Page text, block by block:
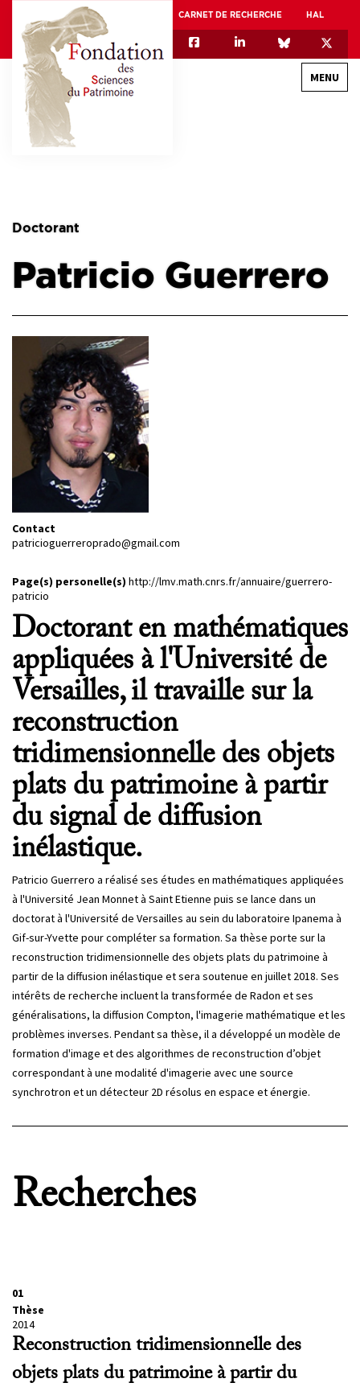
CARNET DE RECHERCHE HAL
MENU
ASSOCIATION DES JEUNES CHERCHEURS EN SCIENCES DU PATRIMOINE – AFJ2CSP
EQUIPEX + ESPADON
MÉCÉNAT
Doctorant
Patricio Guerrero
Contact
patricioguerreroprado@gmail.com
Page(s) personelle(s) http://lmv.math.cnrs.fr/annuaire/guerrero-
patricio
Doctorant en mathématiques
appliquées à l'Université de
Versailles, il travaille sur la
reconstruction
tridimensionnelle des objets
plats du patrimoine à partir
du signal de diffusion
inélastique.
Patricio Guerrero a réalisé ses études en mathématiques appliquées
à l'Université Jean Monnet à Saint Etienne puis se lance dans un
doctorat à l'Université de Versailles au sein du laboratoire Ipanema à
Gif-sur-Yvette pour compléter sa formation. Sa thèse porte sur la
reconstruction tridimensionnelle des objets plats du patrimoine à
partir de la diffusion inélastique et sera soutenue en juillet 2018. Ses
intérêts de recherche incluent la transformée de Radon et ses
généralisations, la diffusion Compton, l'imagerie mathématique et les
problèmes inverses. Pendant sa thèse, il a développé un modèle de
formation d'image et des algorithmes de reconstruction d’objet
correspondant à une modalité d'imagerie avec une source
synchrotron et un détecteur 2D résolus en espace et énergie.
Recherches
01
Thèse
2014
Reconstruction tridimensionnelle des
objets plats du patrimoine à partir du